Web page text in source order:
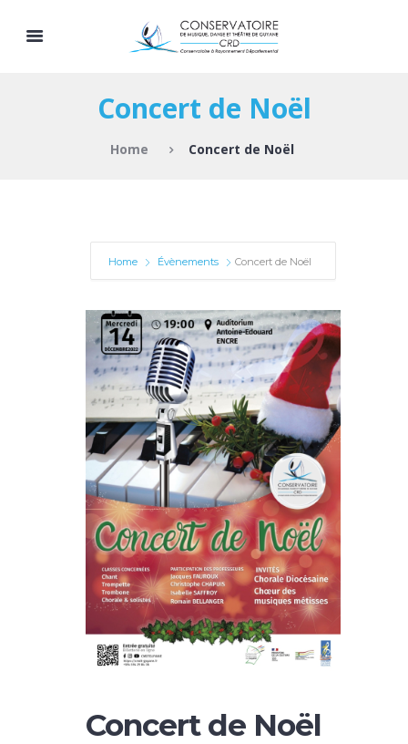
Concert de Noël
Home Concert de Noël
Home Évènements Concert de Noël
Concert de Noël